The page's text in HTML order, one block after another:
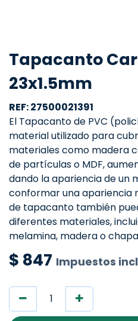
Tapacanto
23x1.5mm
REF: 27500021391
El Tapacanto de PVC
material utilizado para
materiales como madera
de partículas o MDF,
dando la apariencia de un
conformar una apariencia
de tapacanto también
diferentes materiales,
melamina, madera o
$ 847 Impuestos